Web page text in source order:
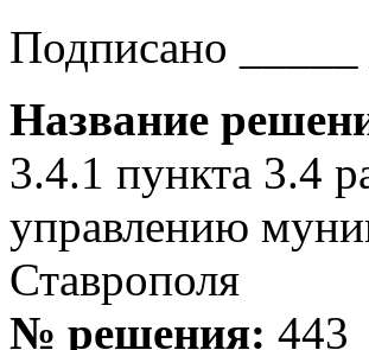
Подписано
Название
3.4.1 пункта 3.4
управлению
Ставрополя
№ решения: 443